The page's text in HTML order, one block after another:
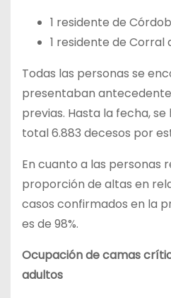
1 residente de
1 residente de Corral
Todas las personas se
presentaban
previas. Hasta la fecha,
total 6.883 decesos por
En cuanto a las personas
proporción de altas en
casos confirmados en la
es de 98%.
Ocupación de camas
adultos